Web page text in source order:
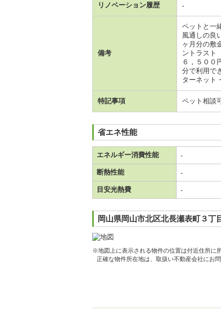
リノベーション履歴 -
備考
ペットと一
風通しの良
ヶ月分の敷
ントラスト
６，５００
分で利用で
ターネット
特記事項 ペット相談
省エネ性能
エネルギー消費性能 -
断熱性能 -
目安光熱費 -
岡山県岡山市北区北長瀬表町３丁
※地図上に表示される物件の位置は付近住所に
正確な物件所在地は、取扱い不動産会社にお